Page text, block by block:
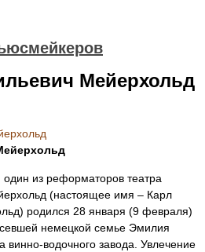
Мейерхольд
один из реформаторов театра
(настоящее имя – Карл
родился 28 января (9 февраля)
немецкой семье Эмилия
винно-водочного завода. Увлечение